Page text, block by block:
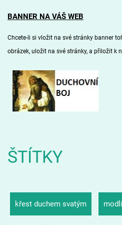
BANNER NA VÁŠ WEB
Chcete-li si vložit na své stránky banner
obrázek, uložit na své stránky, a přiložit k
ŠTÍTKY
křest duchem svatým